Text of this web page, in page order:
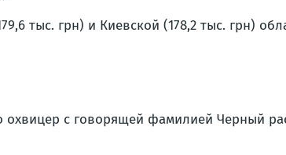
тыс. грн) и Киевской (178,2 тыс. грн)
охвицер с говорящей фамилией Черный